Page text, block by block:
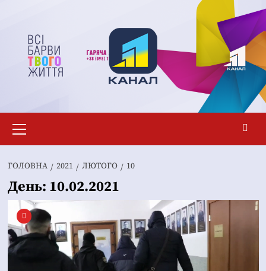
вмісту
меню
ГОЛОВНА 2021 ЛЮТОГО 10
День: 10.02.2021